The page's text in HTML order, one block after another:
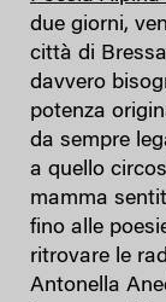
due giorni,
città di
davvero
potenza
da sempre
a quello
mamma
fino alle
ritrovare le
Antonella